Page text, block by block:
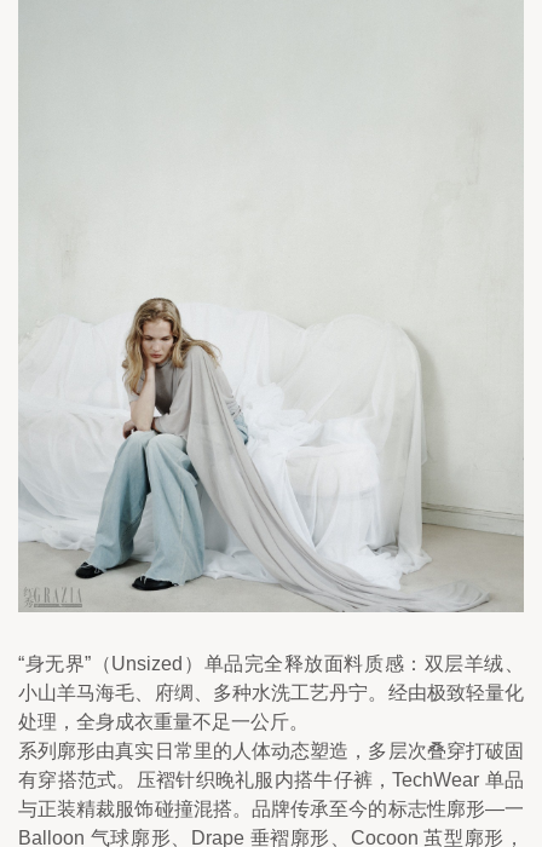
“身无界”（Unsized）单品完全释放面料质感：双层羊绒、
小山羊马海毛、府绸、多种水洗工艺丹宁。经由极致轻量化
处理，全身成衣重量不足一公斤。
系列廓形由真实日常里的人体动态塑造，多层次叠穿打破固
有穿搭范式。压褶针织晚礼服内搭牛仔裤，TechWear 单品
与正装精裁服饰碰撞混搭。品牌传承至今的标志性廓形—一
Balloon 气球廓形、Drape 垂褶廓形、Cocoon 茧型廓形，